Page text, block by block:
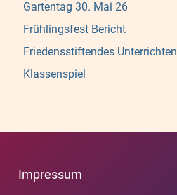
Gartentag 30. Mai 26
Frühlingsfest Bericht
Friedensstiftendes Unterrichten
Klassenspiel
Impressum